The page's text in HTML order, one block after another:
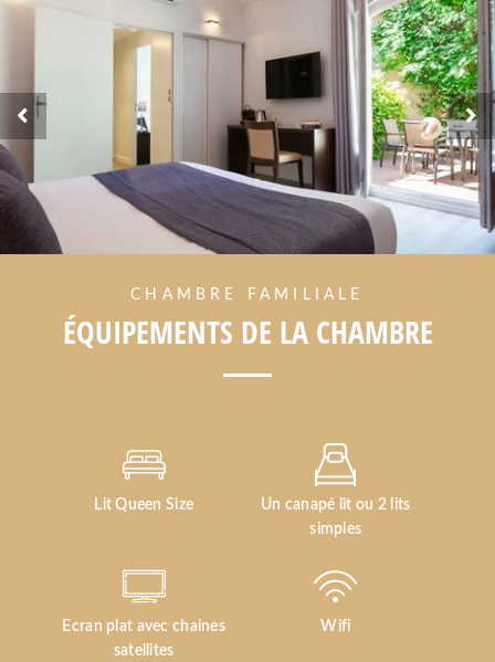
CHAMBRE FAMILIALE
ÉQUIPEMENTS DE LA CHAMBRE
Lit Queen Size
Un canapé lit ou 2 lits
simples
Ecran plat avec chaines
satellites
Wifi